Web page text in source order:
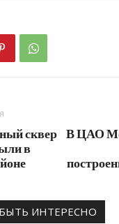
сквер
в
В ЦАО
ИНТЕРЕСНО